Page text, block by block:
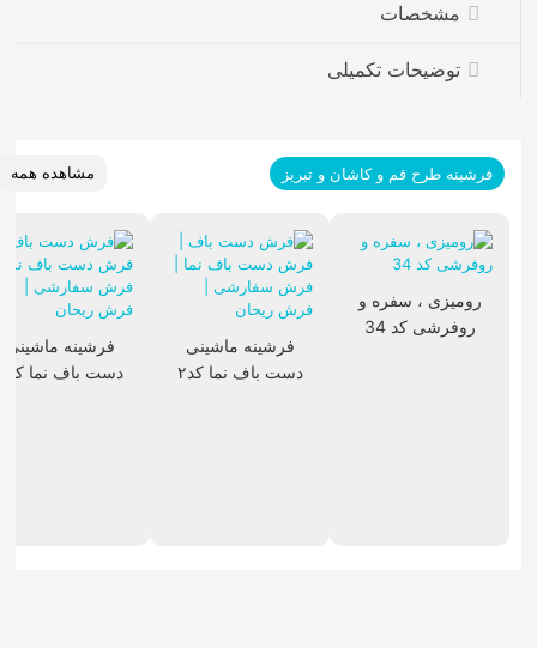
مشخصات
توضیحات تکمیلی
فرشینه طرح قم و کاشان و تبریز مشاهده همه
رومیزی ، سفره و
روفرشی کد 34
فرشینه ماشینی
دست باف نما کد۲
فرشینه ماشینی
دست باف نما کد۱